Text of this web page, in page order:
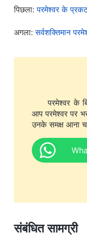
किया।
पिछला:परमेश्वर के
अगला:सर्वशक्तिमान
परमेश्वर के
आप परमेश्वर पर
उनके समक्ष आना
संबंधित सामग्री